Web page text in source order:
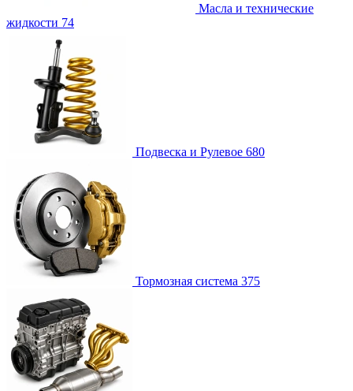
Масла и технические
жидкости 74
Подвеска и Рулевое 680
Тормозная система 375